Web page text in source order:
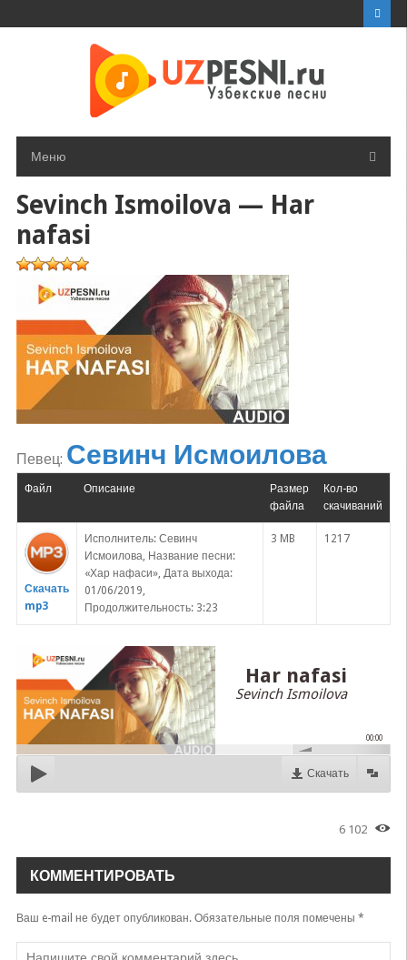
Меню
Sevinch Ismoilova — Har
nafasi
Певец: Севинч Исмоилова
Файл Описание
Размер
файла
Кол-во
скачиваний
Скачать
mp3
Исполнитель: Севинч
Исмоилова, Название песни:
«Хар нафаси», Дата выхода:
01/06/2019,
Продолжительность: 3:23
3 MB 1217
Har nafasi
Sevinch Ismoilova
00:00
Скачать
6 102
КОММЕНТИРОВАТЬ
Ваш e-mail не будет опубликован.Обязательные поля помечены *